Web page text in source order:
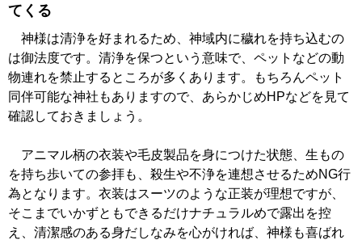
てくる
神様は清浄を好まれるため、神域内に穢れを持ち込むの
は御法度です。清浄を保つという意味で、ペットなどの動
物連れを禁止するところが多くあります。もちろんペット
同伴可能な神社もありますので、あらかじめHPなどを見て
確認しておきましょう。
アニマル柄の衣装や毛皮製品を身につけた状態、生もの
を持ち歩いての参拝も、殺生や不浄を連想させるためNG行
為となります。衣装はスーツのような正装が理想ですが、
そこまでいかずともできるだけナチュラルめで露出を控
え、清潔感のある身だしなみを心がければ、神様も喜ばれ